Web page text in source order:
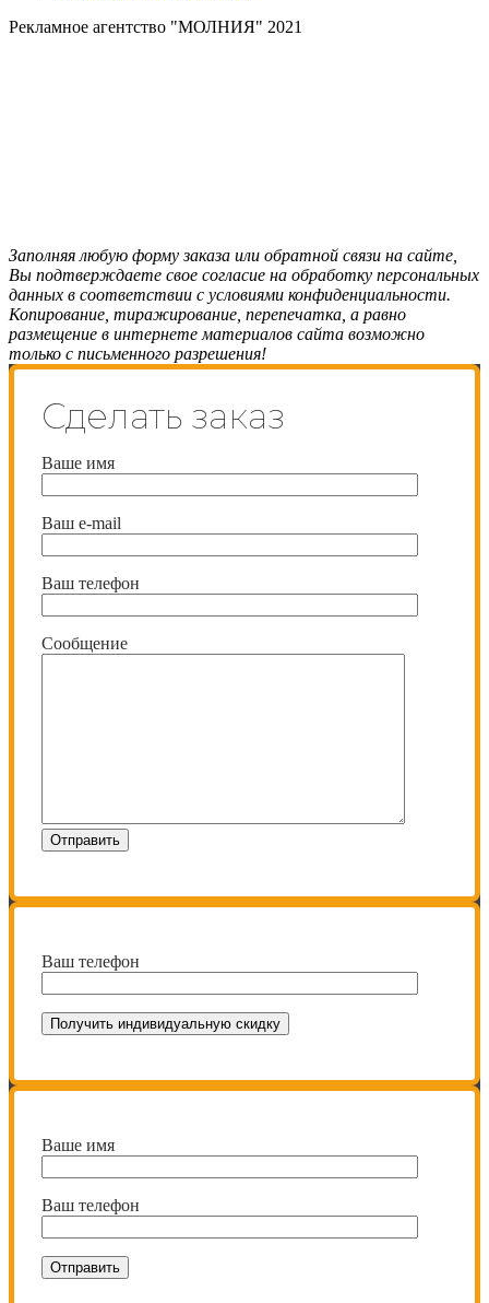
Рекламное агентство "МОЛНИЯ" 2021
Заполняя любую форму заказа или обратной связи на сайте,
Вы подтверждаете свое согласие на обработку персональных
данных в соответствии с условиями конфиденциальности.
Копирование, тиражирование, перепечатка, а равно
размещение в интернете материалов сайта возможно
только с письменного разрешения!
Сделать заказ
Ваше имя
Ваш e-mail
Ваш телефон
Сообщение
Ваш телефон
Ваше имя
Ваш телефон